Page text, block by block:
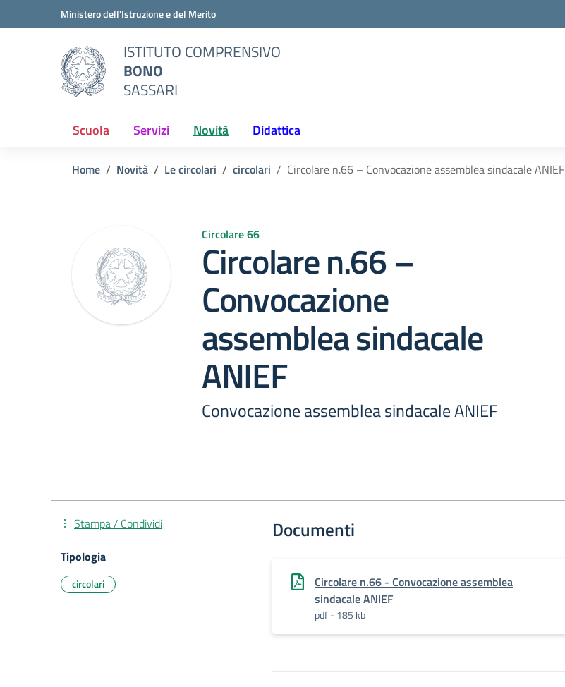
Vai ai contenuti
Vai al menu di navigazioneMinistero dell'Istruzione e del Merito
ISTITUTO COMPRENSIVO
BONO
SASSARI
Scuola Servizi Novità Didattica
Home Novità Le circolari circolari Circolare n.66 – Convocazione assemblea sindacale ANIEF
Circolare 66
Circolare n.66 –
Convocazione
assemblea sindacale
ANIEF
Convocazione assemblea sindacale ANIEF
Documenti
Circolare n.66 - Convocazione assemblea
sindacale ANIEF
pdf - 185 kb
Stampa / Condividi
Tipologia
circolari